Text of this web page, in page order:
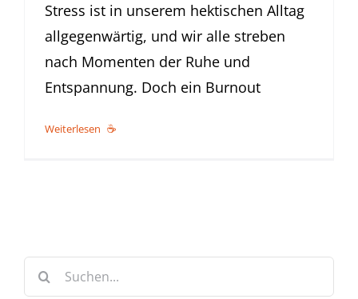
Stress ist in unserem hektischen Alltag
allgegenwärtig, und wir alle streben
nach Momenten der Ruhe und
Entspannung. Doch ein Burnout
Weiterlesen
Suche
nach: